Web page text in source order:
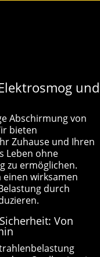
und
Abschirmung von
bieten
Zuhause und Ihren
Leben ohne
zu ermöglichen.
wirksamen
durch
Von